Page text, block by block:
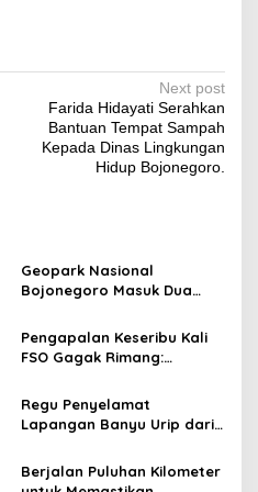
Next post
Farida Hidayati Serahkan
Bantuan Tempat Sampah
Kepada Dinas Lingkungan
Hidup Bojonegoro.
Geopark Nasional
Bojonegoro Masuk Dua
Global Geopark 2025
Pengapalan Keseribu Kali
FSO Gagak Rimang:
Energi Indonesia
Regu Penyelamat
Lapangan Banyu Urip dari
Berjalan Puluhan Kilometer